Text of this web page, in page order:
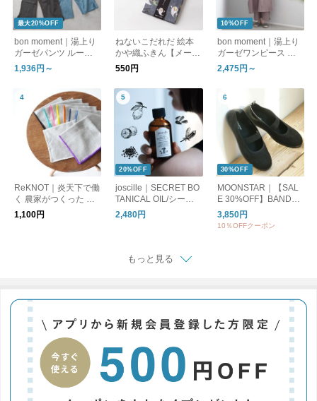
最大20%OFF
bon moment｜湯上り
ガーゼパンツ ルーム
パンツ
1,936円～
ねないこだれだ 絵本
かや織ふきん【メール
便可】
550円
10%OFF
bon moment｜湯上り
ガーゼワンピース ル
ームワンピース
2,475円～
ReKNOT｜炎天下で働
く 農家がつくった 手
ぬぐい ハンカチ MFS
2610 リノット ギフト
1,100円
20%OFF
joscille｜SECRET BO
TANICAL OIL/シーク
レットボタニカルオイ
ル
2,480円
30%OFF
MOONSTAR｜【SAL
E 30%OFF】BANDBA
LLET バンドバレー バ
レーシューズ フラッ
3,850円
10％OFFクーポン
もっと見る